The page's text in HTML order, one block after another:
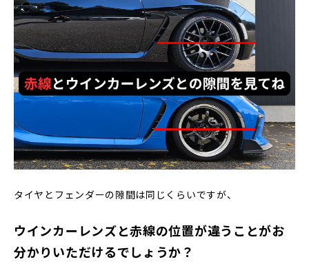
タイヤとフェンダーの隙間は同じくらいですが、
ウインカーレンズと赤線の位置が違うことがお
分かりいただけるでしょうか？